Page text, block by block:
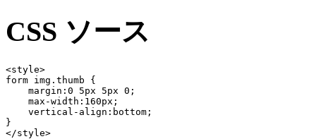
CSS ソース
<style>
form img.thumb {
    margin:0 5px 5px 0;
    max-width:160px;
    vertical-align:bottom;
}
</style>